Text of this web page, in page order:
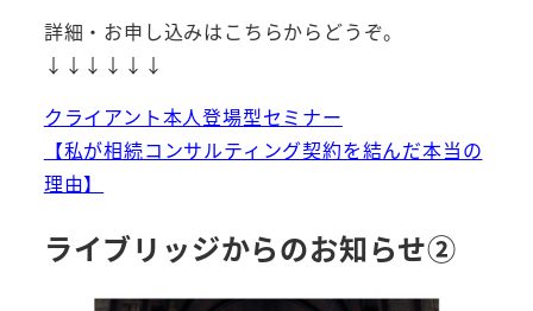
詳細・お申し込みはこちらからどうぞ。
↓↓↓↓↓↓
クライアント本人登場型セミナー
【私が相続コンサルティング契約を結んだ本当の
理由】
ライブリッジからのお知らせ②